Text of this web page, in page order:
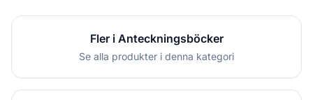
Fler i Anteckningsböcker
Se alla produkter i denna kategori